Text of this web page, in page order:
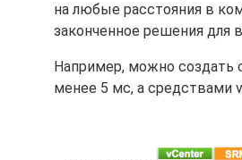
на любые расстояния в
законченное решения для
Например, можно создать
менее 5 мс, а средствами